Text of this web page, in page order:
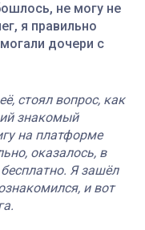
не могу не
я правильно
дочери с
стоял вопрос, как
знакомый
на платформе
оказалось, в
Я зашёл
и вот